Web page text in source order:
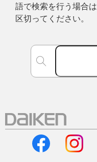
語で検索を行う場合
区切ってください。